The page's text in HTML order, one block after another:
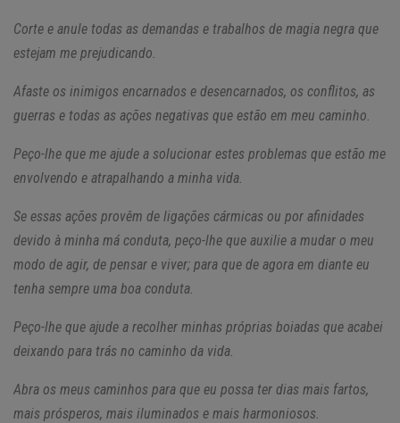
Corte e anule todas as demandas e trabalhos de magia negra que
estejam me prejudicando.
Afaste os inimigos encarnados e desencarnados, os conflitos, as
guerras e todas as ações negativas que estão em meu caminho.
Peço-lhe que me ajude a solucionar estes problemas que estão me
envolvendo e atrapalhando a minha vida.
Se essas ações provêm de ligações cármicas ou por afinidades
devido à minha má conduta, peço-lhe que auxilie a mudar o meu
modo de agir, de pensar e viver; para que de agora em diante eu
tenha sempre uma boa conduta.
Peço-lhe que ajude a recolher minhas próprias boiadas que acabei
deixando para trás no caminho da vida.
Abra os meus caminhos para que eu possa ter dias mais fartos,
mais prósperos, mais iluminados e mais harmoniosos.